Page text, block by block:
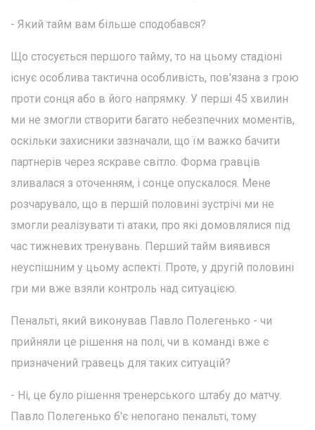
- Який тайм вам більше сподобався?
Що стосується першого тайму, то на цьому стадіоні
існує особлива тактична особливість, пов'язана з грою
проти сонця або в його напрямку. У перші 45 хвилин
ми не змогли створити багато небезпечних моментів,
оскільки захисники зазначали, що їм важко бачити
партнерів через яскраве світло. Форма гравців
зливалася з оточенням, і сонце опускалося. Мене
розчарувало, що в першій половині зустрічі ми не
змогли реалізувати ті атаки, про які домовлялися під
час тижневих тренувань. Перший тайм виявився
неуспішним у цьому аспекті. Проте, у другій половині
гри ми вже взяли контроль над ситуацією.
Пенальті, який виконував Павло Полегенько - чи
прийняли це рішення на полі, чи в команді вже є
призначений гравець для таких ситуацій?
- Ні, це було рішення тренерського штабу до матчу.
Павло Полегенько б'є непогано пенальті, тому